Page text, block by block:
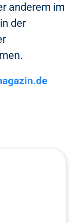
anderem im
der